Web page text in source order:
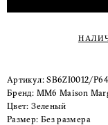
Артикул:SB6ZI0012/
Бренд:
MM6 Maison
Цвет:
Зеленый
Размер: Без размера